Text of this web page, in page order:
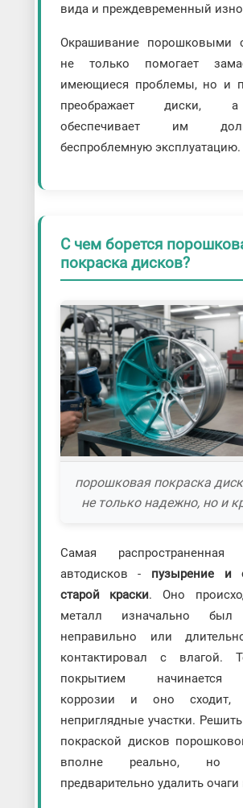
вида и преждевременный
Окрашивание порошковыми
не только помогает
имеющиеся проблемы, но и
преображает диски,
обеспечивает им
беспроблемную эксплуатацию.
С чем борется
покраска дисков?
порошковая покраска
не только надежно, но и
Самая распространенная
автодисков - пузырение и
старой краски. Оно
металл изначально был
неправильно или
контактировал с влагой.
покрытием начинается
коррозии и оно сходит,
неприглядные участки.
покраской дисков
вполне реально, но
предварительно удалить